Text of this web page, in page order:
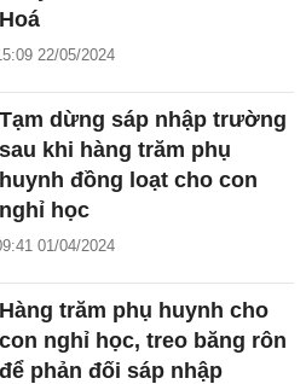
Hoá
22/05/2024
Tạm dừng sáp nhập trường
sau khi hàng trăm phụ
huynh đồng loạt cho con
nghỉ học
01/04/2024
Hàng trăm phụ huynh cho
con nghỉ học, treo băng rôn
để phản đối sáp nhập